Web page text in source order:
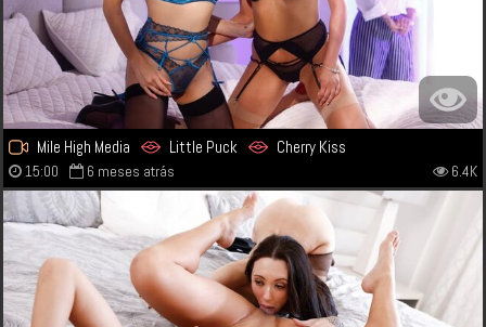
Mile High Media Little Puck Cherry Kiss
15:00 6 meses atrás 6.4K